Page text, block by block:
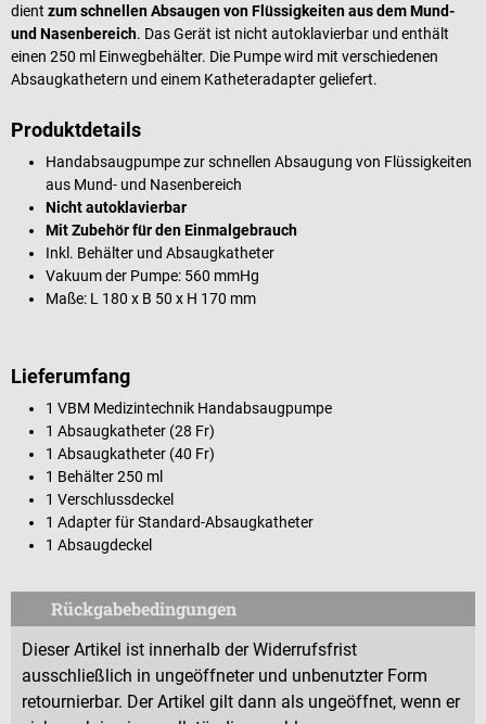
dient zum schnellen Absaugen von Flüssigkeiten aus dem Mund-
und Nasenbereich. Das Gerät ist nicht autoklavierbar und enthält
einen 250 ml Einwegbehälter. Die Pumpe wird mit verschiedenen
Absaugkathetern und einem Katheteradapter geliefert.
Produktdetails
Handabsaugpumpezur schnellen Absaugung von Flüssigkeiten
aus Mund- und Nasenbereich
Nicht autoklavierbar
Mit Zubehör für den Einmalgebrauch
Inkl. Behälter und Absaugkatheter
Vakuum der Pumpe: 560 mmHg
Maße: L 180 x B 50 x H 170 mm
Lieferumfang
1 VBM Medizintechnik Handabsaugpumpe
1 Absaugkatheter (28 Fr)
1 Absaugkatheter (40 Fr)
1 Behälter 250 ml
1 Verschlussdeckel
1 Adapter für Standard-Absaugkatheter
1 Absaugdeckel
Rückgabebedingungen
Dieser Artikel ist innerhalb der Widerrufsfrist
ausschließlich in ungeöffneter und unbenutzter Form
retournierbar. Der Artikel gilt dann als ungeöffnet, wenn er